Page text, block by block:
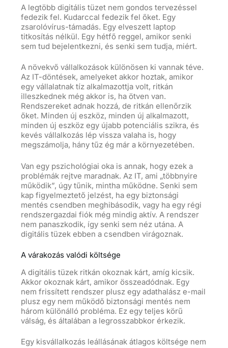
A legtöbb digitális tüzet nem gondos tervezéssel
fedezik fel. Kudarccal fedezik fel őket. Egy
zsarolóvírus-támadás. Egy elveszett laptop
titkosítás nélkül. Egy hétfő reggel, amikor senki
sem tud bejelentkezni, és senki sem tudja, miért.
A növekvő vállalkozások különösen ki vannak téve.
Az IT-döntések, amelyeket akkor hoztak, amikor
egy vállalatnak tíz alkalmazottja volt, ritkán
illeszkednek még akkor is, ha ötven van.
Rendszereket adnak hozzá, de ritkán ellenőrzik
őket. Minden új eszköz, minden új alkalmazott,
minden új eszköz egy újabb potenciális szikra, és
kevés vállalkozás lép vissza valaha is, hogy
megszámolja, hány tűz ég már a környezetében.
Van egy pszichológiai oka is annak, hogy ezek a
problémák rejtve maradnak. Az IT, ami „többnyire
működik”, úgy tűnik, mintha működne. Senki sem
kap figyelmeztető jelzést, ha egy biztonsági
mentés csendben meghibásodik, vagy ha egy régi
rendszergazdai fiók még mindig aktív. A rendszer
nem panaszkodik, így senki sem néz utána. A
digitális tüzek ebben a csendben virágoznak.
A várakozás valódi költsége
A digitális tüzek ritkán okoznak kárt, amíg kicsik.
Akkor okoznak kárt, amikor összeadódnak. Egy
nem frissített rendszer plusz egy adathalász e-mail
plusz egy nem működő biztonsági mentés nem
három különálló probléma. Ez egy teljes körű
válság, és általában a legrosszabbkor érkezik.
Egy kisvállalkozás leállásának átlagos költsége nem